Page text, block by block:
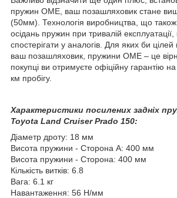
пружин OME, ваш позашляховик стане
(50мм). Технологія виробництва, що також
осідань пружин при тривалій
спостерігати у аналогів. Для яких би
ваш позашляховик, пружини OME – це
покупці ви отримуєте офіційну гарантію
км пробігу.
Характеристики посилених задніх
Toyota Land Cruiser Prado 150:
Діаметр дроту: 18 мм
Висота пружини - Сторона А: 400 мм
Висота пружини - Сторона: 400 мм
Кількість витків: 6.8
Вага: 6.1 кг
Навантаження: 56 Н/мм